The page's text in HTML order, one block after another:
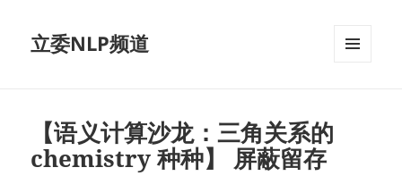
立委NLP频道
【语义计算沙龙：三角关系的
chemistry 种种】 屏蔽留存